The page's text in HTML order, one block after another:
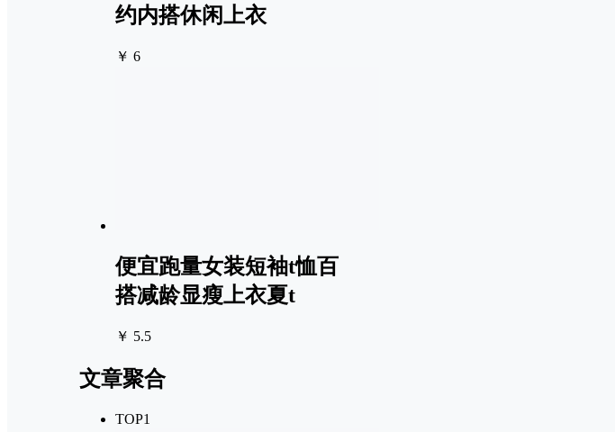
约内搭休闲上衣
￥ 6
便宜跑量女装短袖t恤百
搭减龄显瘦上衣夏t
￥ 5.5
文章聚合
TOP1